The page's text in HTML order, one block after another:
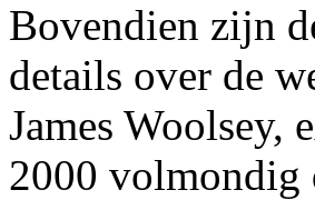
Bovendien zijn
details over de
James Woolsey,
2000 volmondig